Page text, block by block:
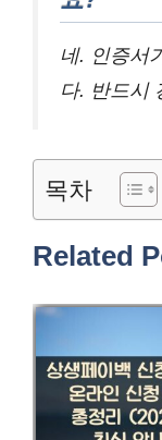
네. 인증서
다. 반드시
목차
Related